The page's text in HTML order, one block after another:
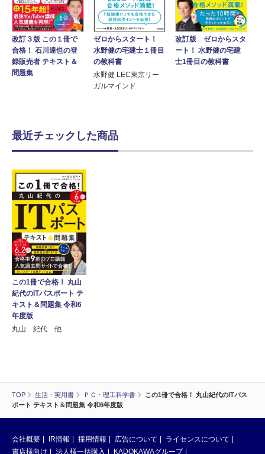
TOP 生活・実用書 ＰＣ・理工科学書
この1冊で合格！ 丸山紀代のITパス
ポート テキスト＆問題集 令和6年度版
改訂３版 この１冊で
合格！ 石川達也の登
録販売者 テキスト＆
問題集
ゼロからスタート！
水野健の宅建士１冊目
の教科書
水野健 LEC東京リー
ガルマインド
改訂版 ゼロからスタ
ート！ 水野健の宅建
士1冊目の教科書
最近チェックした商品
この1冊で合格！ 丸山
紀代のITパスポート テ
キスト＆問題集 令和6
年度版
丸山 紀代 他
会社概要 IR情報 採用情報 広告について
ライセンスについて
書店様向け
法人様一括購入 KADOKAWAグループ